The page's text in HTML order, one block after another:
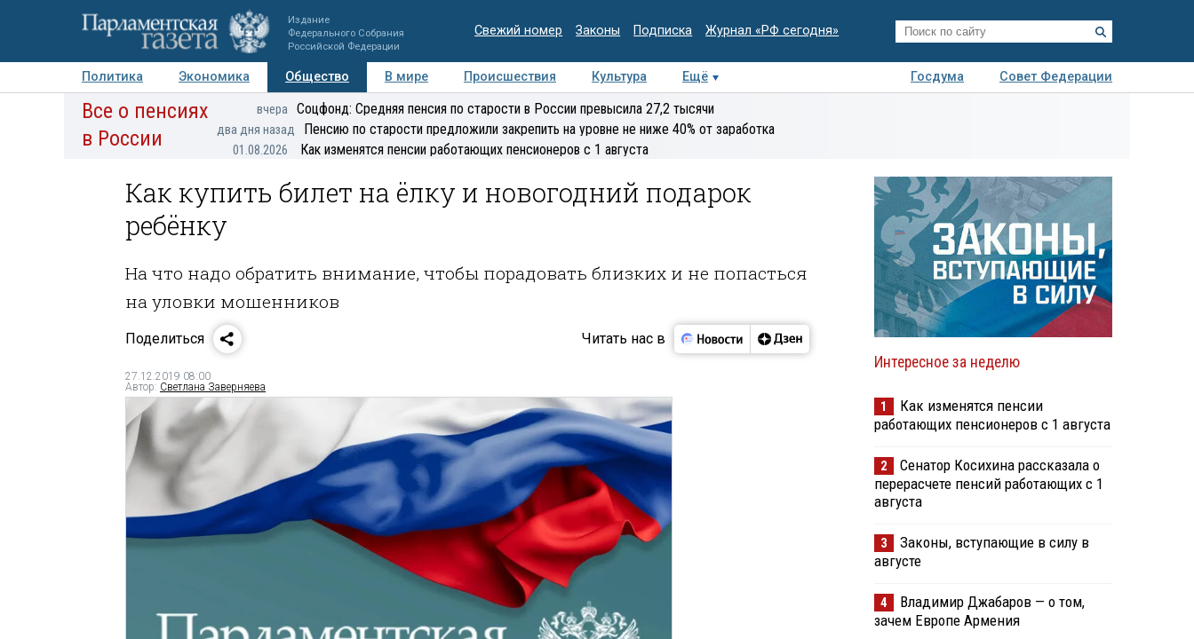
Издание
Федерального Собрания
Российской Федерации
Свежий номер Законы Подписка Журнал «РФ сегодня»
Политика Экономика Общество В мире Происшествия Культура Ещё Госдума
Совет Федерации
Авторы Персоны Мнения Регионы Медиацентр Интервью Колумнисты
экспертиза
Все о пенсиях
в России
вчера Соцфонд: Средняя пенсия по старости в России превысила 27,2 тысячи
два дня назад Пенсию по старости предложили закрепить на уровне не ниже 40% от заработка
01.08.2026 Как изменятся пенсии работающих пенсионеров с 1 августа
Как купить билет на ёлку и новогодний подарок
ребёнку
На что надо обратить внимание, чтобы порадовать близких и не попасться
на уловки мошенников
Поделиться Читать нас в
27.12.2019 08:00
Автор: Светлана Заверняева
Интересное за неделю
1
Как изменятся пенсии
работающих пенсионеров с 1 августа
2
Сенатор Косихина рассказала о
перерасчете пенсий работающих с 1
августа
3
Законы, вступающие в силу в
августе
4
Владимир Джабаров — о том,
зачем Европе Армения